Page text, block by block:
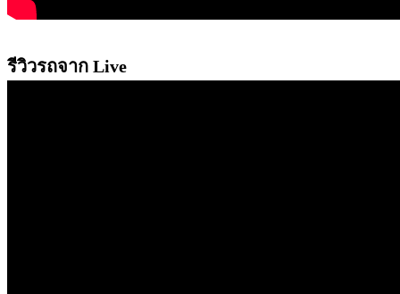
รีวิวรถจาก Live